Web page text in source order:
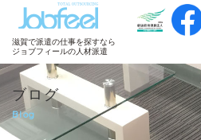
JobFeel
滋賀で派遣の仕事を探すなら
ジョブフィールの人材派遣
ブログ
Blog